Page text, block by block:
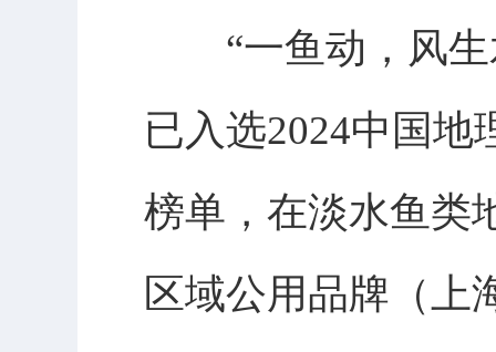
“一鱼动，风生
已入选2024中国
榜单，在淡水鱼类
区域公用品牌（上